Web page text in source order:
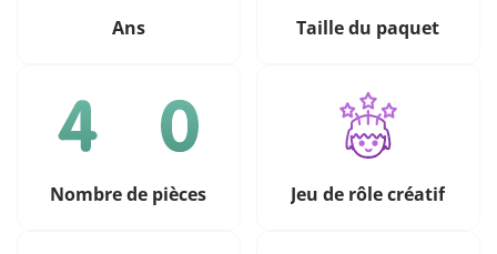
Ans Taille du paquet
Nombre de pièces Jeu de rôle créatif